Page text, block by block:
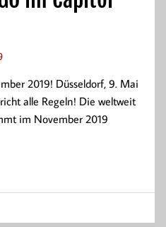
2019! Düsseldorf, 9. Mai
alle Regeln! Die weltweit
im November 2019